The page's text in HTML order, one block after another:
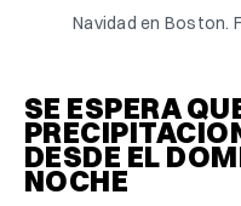
Navidad en Boston.
SE ESPERA
DESDE EL
NOCHE